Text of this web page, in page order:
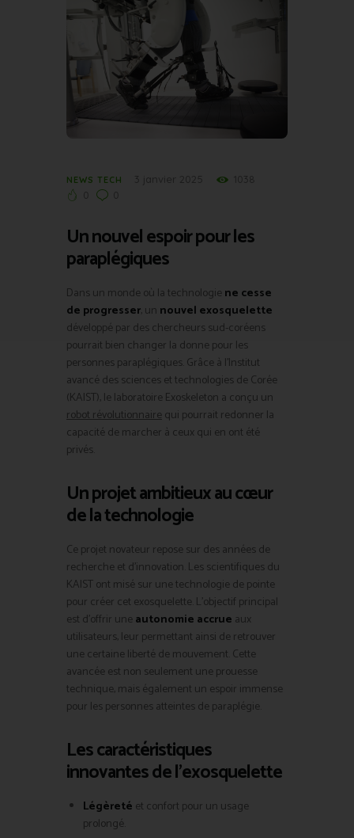
NEWS TECH
Un nouvel espoir pour les
paraplégiques
Dans un monde où la technologie ne cesse
de progresser , un nouvel exosquelette
développé par des chercheurs sud-coréens
pourrait bien changer la donne pour les
personnes paraplégiques. Grâce à l’Institut
avancé des sciences et technologies de Corée
(KAIST), le laboratoire Exoskeleton a conçu un
robot révolutionnairequi pourrait redonner la
capacité de marcher à ceux qui en ont été
privés.
Un projet ambitieux au cœur
de la technologie
Ce projet novateur repose sur des années de
recherche et d’innovation. Les scientifiques du
KAIST ont misé sur une technologie de pointe
pour créer cet exosquelette. L’objectif principal
est d’offrir une autonomie accrue aux
utilisateurs, leur permettant ainsi de retrouver
une certaine liberté de mouvement. Cette
avancée est non seulement une prouesse
technique, mais également un espoir immense
pour les personnes atteintes de paraplégie.
Les caractéristiques
innovantes de l’exosquelette
Légèreté et confort pour un usage
prolongé.